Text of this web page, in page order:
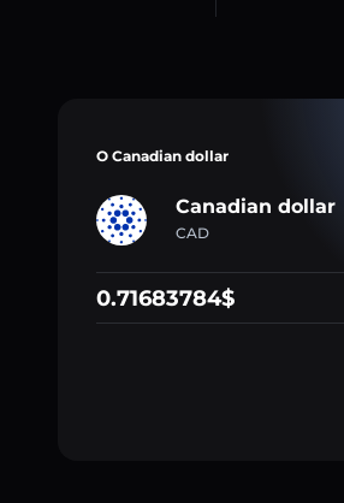
O Canadian dollar
Canadian dollar
CAD
0.71683784$